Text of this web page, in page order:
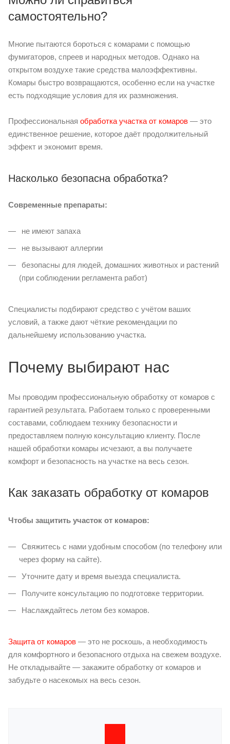
самостоятельно?
Многие пытаются бороться с комарами с помощью
фумигаторов, спреев и народных методов. Однако на
открытом воздухе такие средства малоэффективны.
Комары быстро возвращаются, особенно если на участке
есть подходящие условия для их размножения.
Профессиональная обработка участка от комаров — это
единственное решение, которое даёт продолжительный
эффект и экономит время.
Насколько безопасна обработка?
Современные препараты:
не имеют запаха
не вызывают аллергии
безопасны для людей, домашних животных и растений
(при соблюдении регламента работ)
Специалисты подбирают средство с учётом ваших
условий, а также дают чёткие рекомендации по
дальнейшему использованию участка.
Почему выбирают нас
Мы проводим профессиональную обработку от комаров с
гарантией результата. Работаем только с проверенными
составами, соблюдаем технику безопасности и
предоставляем полную консультацию клиенту. После
нашей обработки комары исчезают, а вы получаете
комфорт и безопасность на участке на весь сезон.
Как заказать обработку от комаров
Чтобы защитить участок от комаров:
Свяжитесь с нами удобным способом (по телефону или
через форму на сайте).
Уточните дату и время выезда специалиста.
Получите консультацию по подготовке территории.
Наслаждайтесь летом без комаров.
Защита от комаров — это не роскошь, а необходимость
для комфортного и безопасного отдыха на свежем воздухе.
Не откладывайте — закажите обработку от комаров и
забудьте о насекомых на весь сезон.